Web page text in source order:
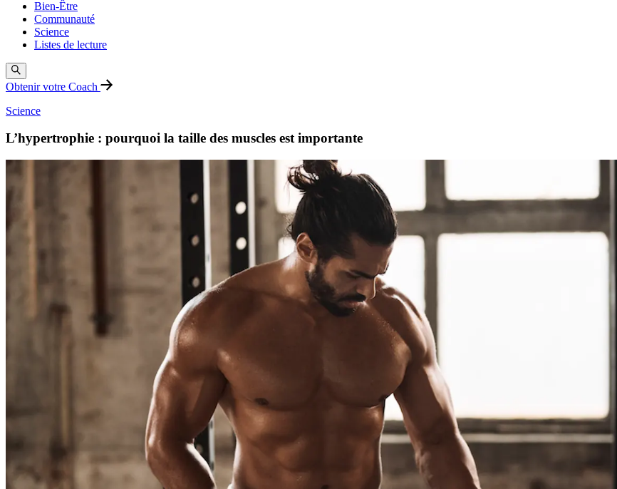
Bien-Être
Communauté
Science
Listes de lecture
Obtenir votre Coach
Science
L’hypertrophie : pourquoi la taille des muscles est importante